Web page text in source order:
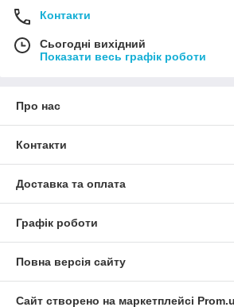
Контакти
Сьогодні вихідний
Показати весь графік роботи
Про нас
Контакти
Доставка та оплата
Графік роботи
Повна версія сайту
Сайт створено на маркетплейсі